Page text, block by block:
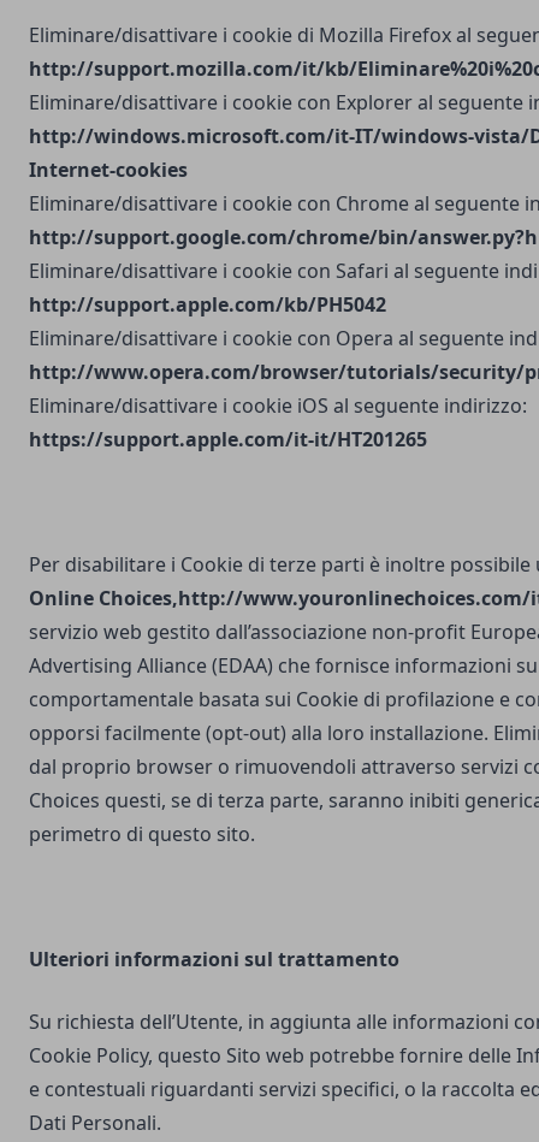
Eliminare/disattivare i cookie di Mozilla Firefox al
http://support.mozilla.com/it/kb/
Eliminare/disattivare i cookie con Explorer al seguente
http://windows.microsoft.com/it-IT/windows-vista/
Internet-cookies
Eliminare/disattivare i cookie con Chrome al seguente
http://support.google.com/chrome/bin/
Eliminare/disattivare i cookie con Safari al seguente
http://support.apple.com/kb/PH5042
Eliminare/disattivare i cookie con Opera al seguente
http://www.opera.com/browser/tutorials/security/
Eliminare/disattivare i cookie iOS al seguente indirizzo:
https://support.apple.com/it-it/HT201265
Per disabilitare i Cookie di terze parti è inoltre
Online Choices,http://www.youronlinechoices.com/
servizio web gestito dall’associazione non-profit
Advertising Alliance (EDAA) che fornisce informazioni
comportamentale basata sui Cookie di profilazione e
opporsi facilmente (opt-out) alla loro installazione.
dal proprio browser o rimuovendoli attraverso servizi
Choices questi, se di terza parte, saranno inibiti
perimetro di questo sito.
Ulteriori informazioni sul trattamento
Su richiesta dell’Utente, in aggiunta alle informazioni
Cookie Policy, questo Sito web potrebbe fornire delle
e contestuali riguardanti servizi specifici, o la raccolta
Dati Personali.